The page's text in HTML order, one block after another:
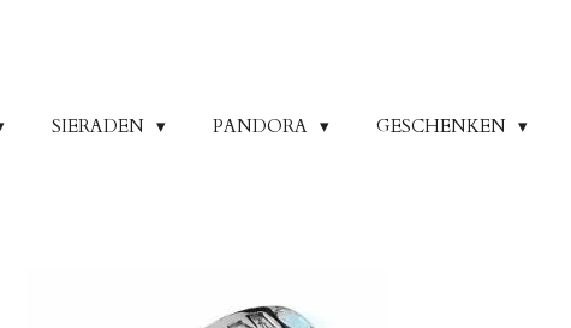
SIERADEN PANDORA GESCHENKEN